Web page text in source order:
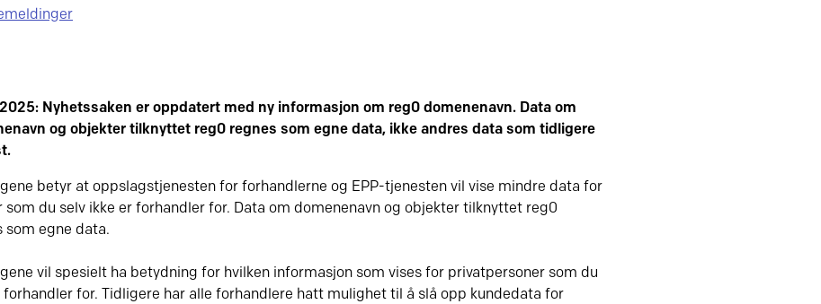
Nyhetssaken er oppdatert med ny informasjon om reg0 domenenavn. Data om
og objekter tilknyttet reg0 regnes som egne data, ikke andres data som tidligere
betyr at oppslagstjenesten for forhandlerne og EPP-tjenesten vil vise mindre data for
som du selv ikke er forhandler for. Data om domenenavn og objekter tilknyttet reg0
som egne data.
vil spesielt ha betydning for hvilken informasjon som vises for privatpersoner som du
forhandler for. Tidligere har alle forhandlere hatt mulighet til å slå opp kundedata for